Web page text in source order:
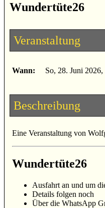
Wundertüte26
Veranstaltung
Wann: So, 28. Juni 2026,
Beschreibung
Eine Veranstaltung von
Wundertüte26
Ausfahrt an und um
Details folgen noch
Über die WhatsApp